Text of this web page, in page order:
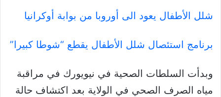
شلل الأطفال يعود الى أوروبا من بوابة أوكرانيا
برنامج استئصال شلل الأطفال يقطع “شوطا كبيرا”
وبدأت السلطات الصحية في نيويورك في مراقبة
مياه الصرف الصحي في الولاية بعد اكتشاف حالة